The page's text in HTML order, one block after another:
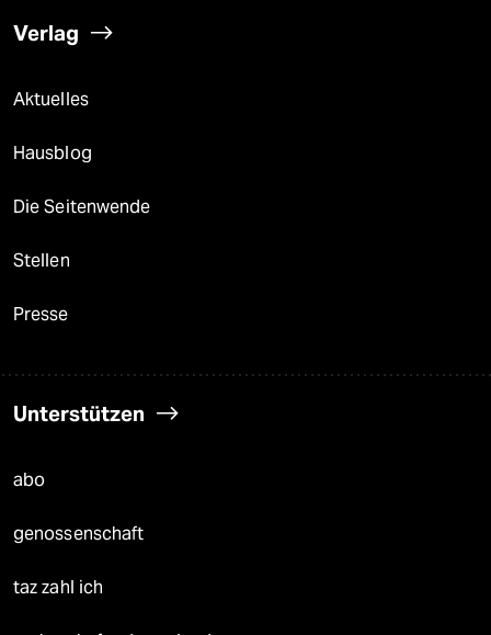
Verlag
Aktuelles
Hausblog
Die Seitenwende
Stellen
Presse
Unterstützen
abo
genossenschaft
taz zahl ich